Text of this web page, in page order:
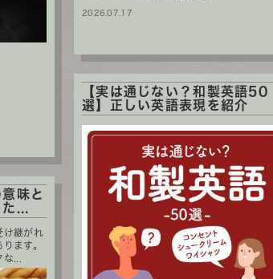
2026.07.17
味と
...
け継がれ
ます。
...
【実は通じない？和製英語50
選】正しい英語表現を紹介